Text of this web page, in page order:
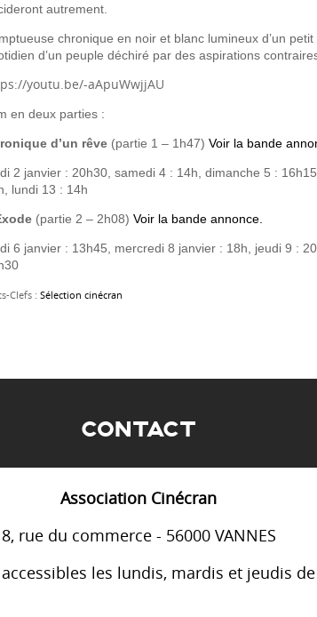
autrement.
chronique en noir et blanc lumineux d’un
d’un peuple déchiré par des aspirations
youtu.be/-aApuWwjjAU
en deux parties :
d’un rêve (partie 1 – 1h47) Voir la bande
2 janvier : 20h30, samedi 4 : 14h, dimanche 5 :
lundi 13 : 14h
(partie 2 – 2h08) Voir la bande annonce.
6 janvier : 13h45, mercredi 8 janvier : 18h, jeudi 9 :
Clefs : Sélection cinécran
CONTACT
Association Cinécran
8, rue du commerce - 56000 VANNES
les lundis, mardis et jeudis